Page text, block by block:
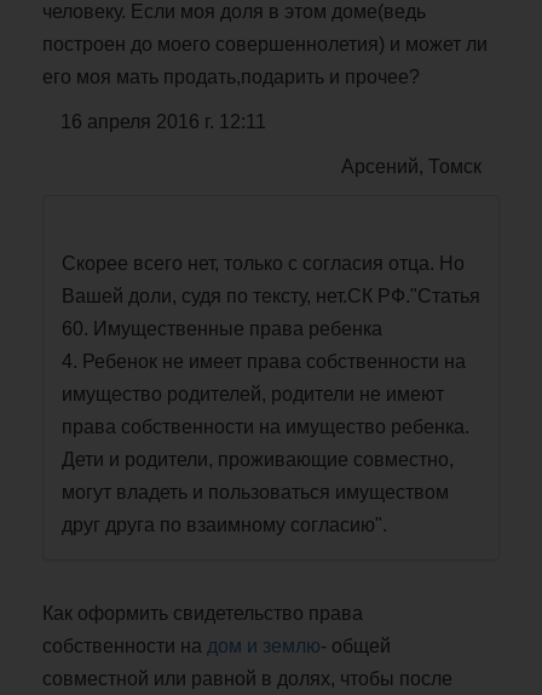
человеку. Если моя доля в этом доме(ведь
построен до моего совершеннолетия) и может ли
его моя мать продать,подарить и прочее?
16 апреля 2016 г. 12:11
Арсений, Томск
Скорее всего нет, только с согласия отца. Но
Вашей доли, судя по тексту, нет.СК РФ."Статья
60. Имущественные права ребенка
4. Ребенок не имеет права собственности на
имущество родителей, родители не имеют
права собственности на имущество ребенка.
Дети и родители, проживающие совместно,
могут владеть и пользоваться имуществом
друг друга по взаимному согласию".
Как оформить свидетельство права
собственности на дом и землю- общей
совместной или равной в долях, чтобы после